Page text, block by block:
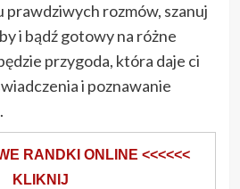
prawdziwych rozmów, szanuj
i bądź gotowy na różne
przygoda, która daje ci
i poznawanie
RANDKI ONLINE <<<<<<
KLIKNIJ